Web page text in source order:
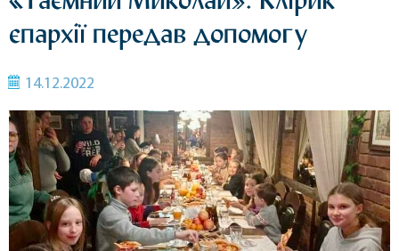
єпархії передав допомогу
14.12.2022